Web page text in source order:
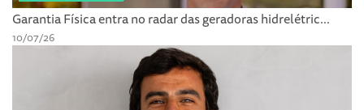
Garantia Física entra no radar das geradoras hidrelétric...
10/07/26